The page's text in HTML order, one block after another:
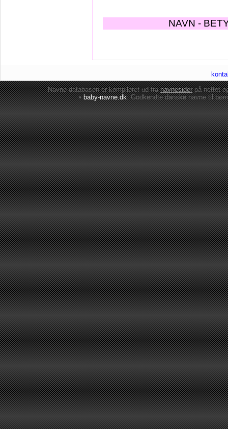
NAVN -
Navne-databasen er kompileret ud franavnesiderpå nettet
•baby-navne.dk: Godkendte danskenavne til børn